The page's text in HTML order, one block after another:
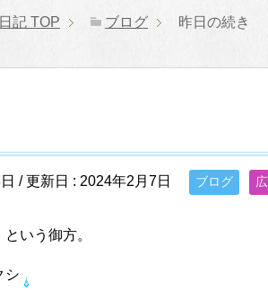
記 TOP ブログ 昨日の続き
/ 更新日 : 2024年2月7日 ブログ
いう御方。
シ